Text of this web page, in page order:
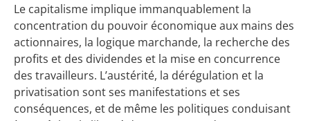
Le capitalisme implique immanquablement la
concentration du pouvoir économique aux mains des
actionnaires, la logique marchande, la recherche des
profits et des dividendes et la mise en concurrence
des travailleurs. L’austérité, la dérégulation et la
privatisation sont ses manifestations et ses
conséquences, et de même les politiques conduisant